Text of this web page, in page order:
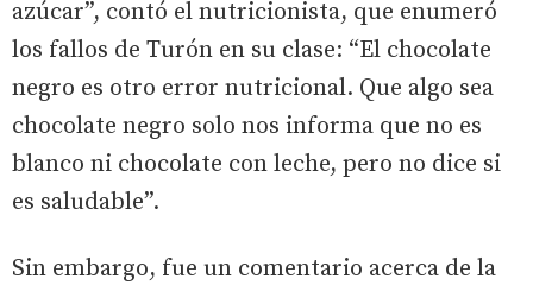
azúcar”, contó el nutricionista, que enumeró
los fallos de Turón en su clase: “El chocolate
negro es otro error nutricional. Que algo sea
chocolate negro solo nos informa que no es
blanco ni chocolate con leche, pero no dice si
es saludable”.
Sin embargo, fue un comentario acerca de la